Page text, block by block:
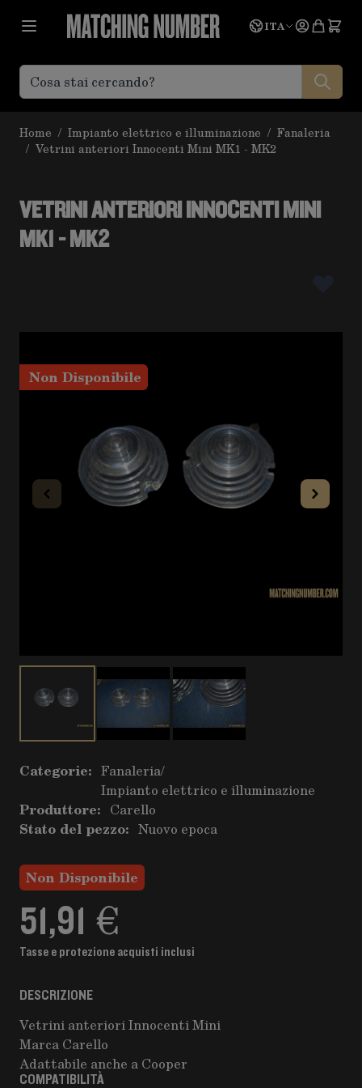
Lingua
ITA
Home / Impianto elettrico e illuminazione / Fanaleria
/ Vetrini anteriori Innocenti Mini MK1 - MK2
VETRINI ANTERIORI INNOCENTI MINI
MK1 - MK2
Non Disponibile
Categorie: Fanaleria/
Impianto elettrico e illuminazione
Produttore: Carello
Stato del pezzo: Nuovo epoca
Non Disponibile
51,91 €
Tasse e protezione acquisti inclusi
DESCRIZIONE
Vetrini anteriori Innocenti Mini
Marca Carello
Adattabile anche a Cooper
COMPATIBILITÀ